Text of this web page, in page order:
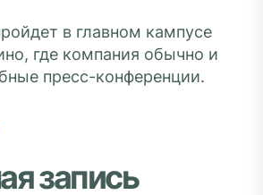
в главном кампусе
где компания обычно и
пресс-конференции.
запись